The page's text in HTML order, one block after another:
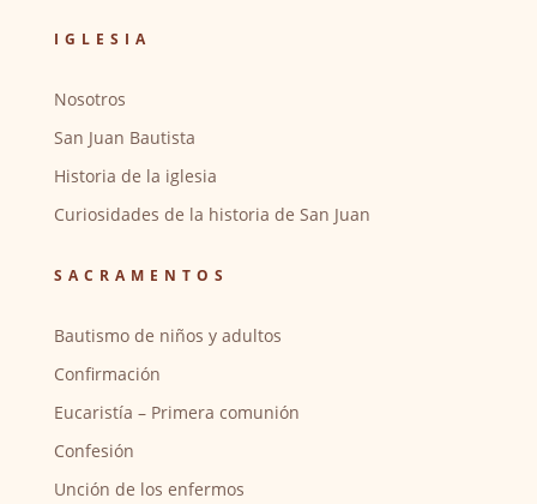
IGLESIA
Nosotros
San Juan Bautista
Historia de la iglesia
Curiosidades de la historia de San Juan
SACRAMENTOS
Bautismo de niños y adultos
Confirmación
Eucaristía – Primera comunión
Confesión
Unción de los enfermos